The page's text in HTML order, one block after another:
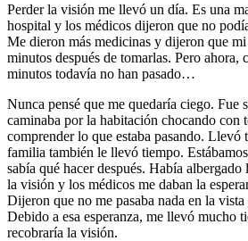
Perder la visión me llevó un día. Es una
hospital y los médicos dijeron que no
Me dieron más medicinas y dijeron que
minutos después de tomarlas. Pero ahora,
minutos todavía no han pasado…
Nunca pensé que me quedaría ciego. Fue
caminaba por la habitación chocando con
comprender lo que estaba pasando. Llevó
familia también le llevó tiempo.
sabía qué hacer después. Había albergado
la visión y los médicos me daban la
Dijeron que no me pasaba nada en la
Debido a esa esperanza, me llevó mucho
recobraría la visión.